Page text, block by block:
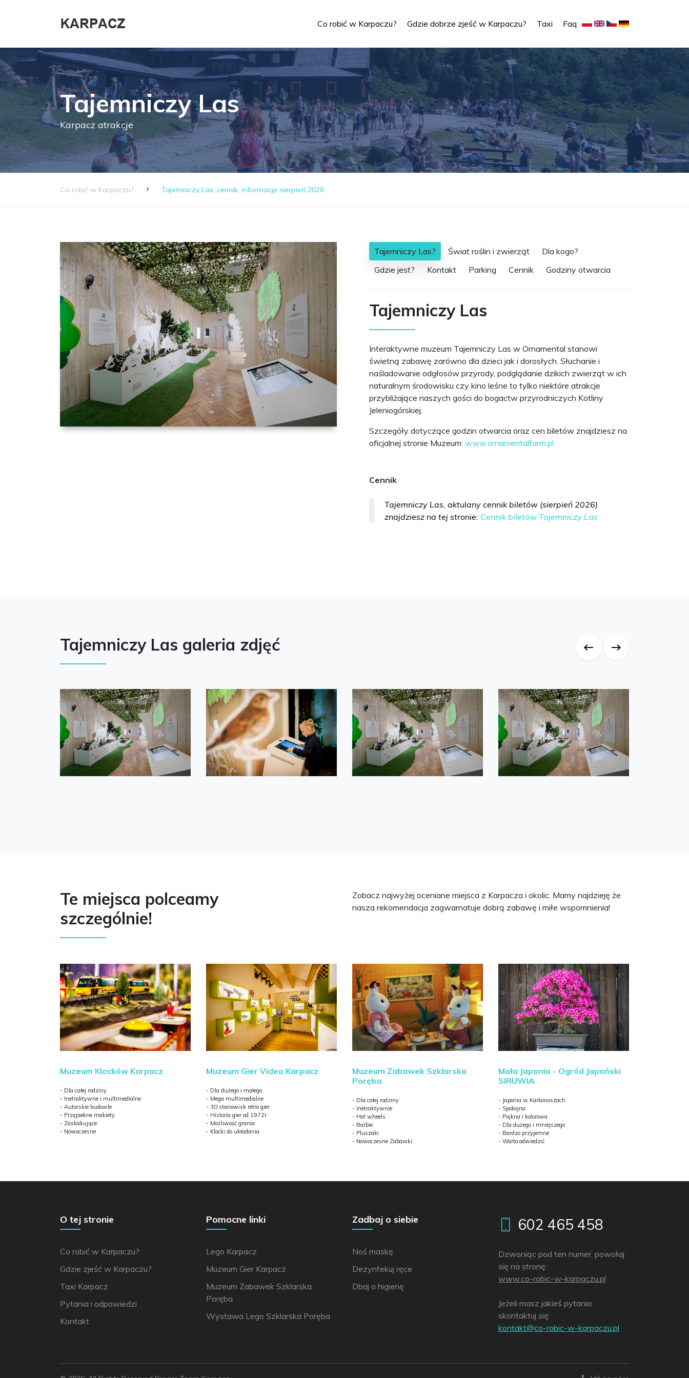
Co robić w Karpaczu? Gdzie dobrze zjeść w Karpaczu? Taxi Faq
Tajemniczy Las
Karpacz atrakcje
Co robić w Karpaczu? Tajemniczy Las, cennik, informacje sierpień 2026
Tajemniczy Las? Świat roślin i zwierząt
Dla kogo?
Gdzie jest?
Kontakt Parking Cennik Godziny otwarcia
Tajemniczy Las
Interaktywne muzeum Tajemniczy Las w Ornamental stanowi
świetną zabawę zarówno dla dzieci jak i dorosłych. Słuchanie i
naśladowanie odgłosów przyrody, podglądanie dzikich zwierząt w ich
naturalnym środowisku czy kino leśne to tylko niektóre atrakcje
przybliżające naszych gości do bogactw przyrodniczych Kotliny
Jeleniogórskiej.
Szczegóły dotyczące godzin otwarcia oraz cen biletów znajdziesz na
oficjalnej stronie Muzeum: www.ornamentalfarm.pl
Cennik
Tajemniczy Las, aktulany cennik biletów (sierpień 2026)
znajdziesz na tej stronie: Cennik biletów Tajemniczy Las
Tajemniczy Las galeria zdjęć
Te miejsca polceamy
szczególnie!
Zobacz najwyżej oceniane miejsca z Karpacza i okolic. Mamy najdzieję że
nasza rekomendacja zagwarnatuje dobrą zabawę i miłe wspomnienia!
Muzeum Klocków Karpacz
- Dla całej rodziny
- Inetraktywne i multimedialne
- Autorskie budowle
- Przępiekne makiety
- Zaskakujące
- Nowoczesne
Muzeum Gier Video Karpacz
- Dla dużego i małego
- Mega multimedialne
- 30 stanowisk retro gier
- Historia gier od 1972r
- Możliwość grania
- Klocki do układania
Muzeum Zabawek Szklarska
Poręba
- Dla całej rodziny
- Inetraktywnie
- Hot wheels
- Barbie
- Pluszaki
- Nowoczesne Zabawki
Mała Japonia - Ogród Japoński
SIRUWIA
- Japonia w Karkonoszach
- Spokojna
- Piękna i kolorowa
- Dla dużego i mniejszego
- Bardzo przyjemne
- Warto odwiedzić
O tej stronie
Co robić w Karpaczu?
Gdzie zjeść w Karpaczu?
Taxi Karpacz
Pytania i odpowiedzi
Kontakt
Pomocne linki
Lego Karpacz
Muzeum Gier Karpacz
Muzeum Zabawek Szklarska
Poręba
Wystawa Lego Szklarska Poręba
Zadbaj o siebie
Noś maskę
Dezynfekuj ręce
Dbaj o higienę
602 465 458
Dzwoniąc pod ten numer, powołaj
się na stronę:
www.co-robic-w-karpaczu.pl
Jeżeli masz jakieś pytania
skontaktuj się:
lp.uzcaprak-w-cibor-oc@tkatnok